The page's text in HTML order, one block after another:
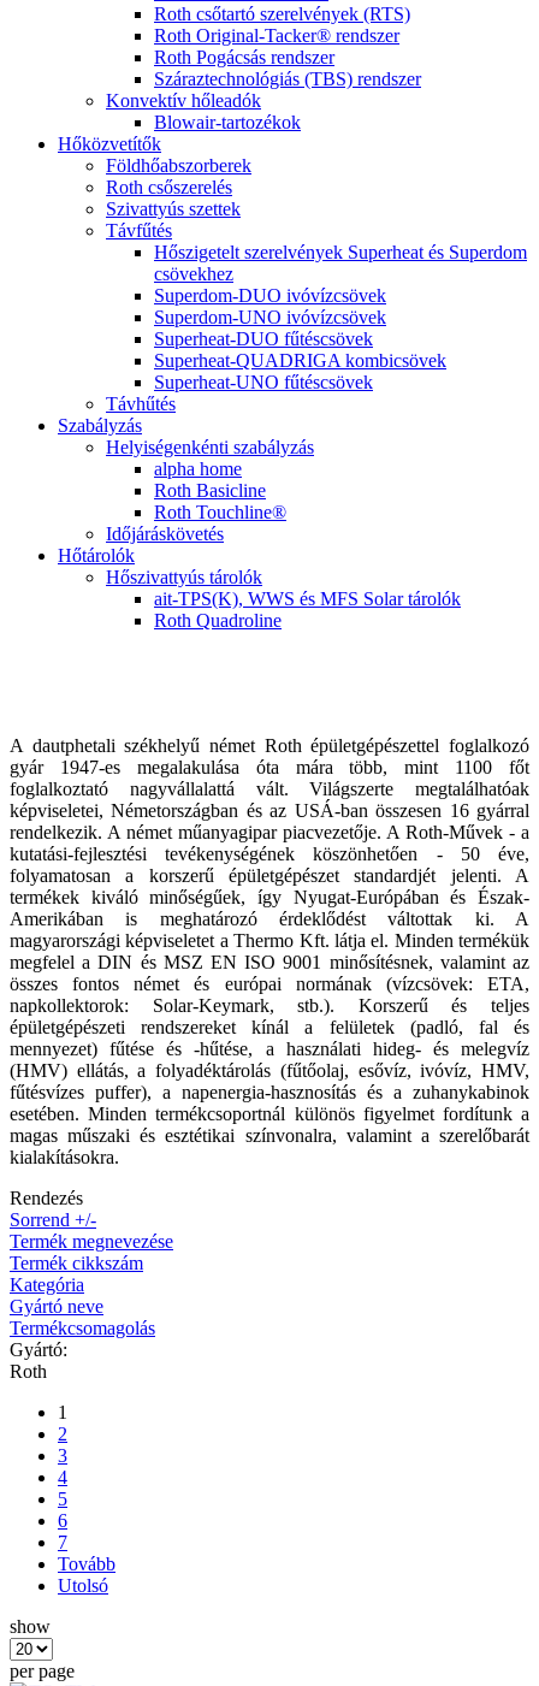
Roth csőtartó szerelvények (RTS)
Roth Original-Tacker® rendszer
Roth Pogácsás rendszer
Száraztechnológiás (TBS) rendszer
Konvektív hőleadók
Blowair-tartozékok
Hőközvetítők
Földhőabszorberek
Roth csőszerelés
Szivattyús szettek
Távfűtés
Hőszigetelt szerelvények Superheat és Superdom
csövekhez
Superdom-DUO ivóvízcsövek
Superdom-UNO ivóvízcsövek
Superheat-DUO fűtéscsövek
Superheat-QUADRIGA kombicsövek
Superheat-UNO fűtéscsövek
Távhűtés
Szabályzás
Helyiségenkénti szabályzás
alpha home
Roth Basicline
Roth Touchline®
Időjáráskövetés
Hőtárolók
Hőszivattyús tárolók
ait-TPS(K), WWS és MFS Solar tárolók
Roth Quadroline
A dautphetali székhelyű német Roth épületgépészettel foglalkozó
gyár 1947-es megalakulása óta mára több, mint 1100 főt
foglalkoztató nagyvállalattá vált. Világszerte megtalálhatóak
képviseletei, Németországban és az USÁ-ban összesen 16 gyárral
rendelkezik. A német műanyagipar piacvezetője. A Roth-Művek - a
kutatási-fejlesztési tevékenységének köszönhetően - 50 éve,
folyamatosan a korszerű épületgépészet standardjét jelenti. A
termékek kiváló minőségűek, így Nyugat-Európában és Észak-
Amerikában is meghatározó érdeklődést váltottak ki. A
magyarországi képviseletet a Thermo Kft. látja el. Minden termékük
megfelel a DIN és MSZ EN ISO 9001 minősítésnek, valamint az
összes fontos német és európai normának (vízcsövek: ETA,
napkollektorok: Solar-Keymark, stb.). Korszerű és teljes
épületgépészeti rendszereket kínál a felületek (padló, fal és
mennyezet) fűtése és -hűtése, a használati hideg- és melegvíz
(HMV) ellátás, a folyadéktárolás (fűtőolaj, esővíz, ivóvíz, HMV,
fűtésvízes puffer), a napenergia-hasznosítás és a zuhanykabinok
esetében. Minden termékcsoportnál különös figyelmet fordítunk a
magas műszaki és esztétikai színvonalra, valamint a szerelőbarát
kialakításokra.
Rendezés
Sorrend +/-
Termék megnevezése
Termék cikkszám
Kategória
Gyártó neve
Termékcsomagolás
Gyártó:
Roth
1
2
3
4
5
6
7
Tovább
Utolsó
show
per page